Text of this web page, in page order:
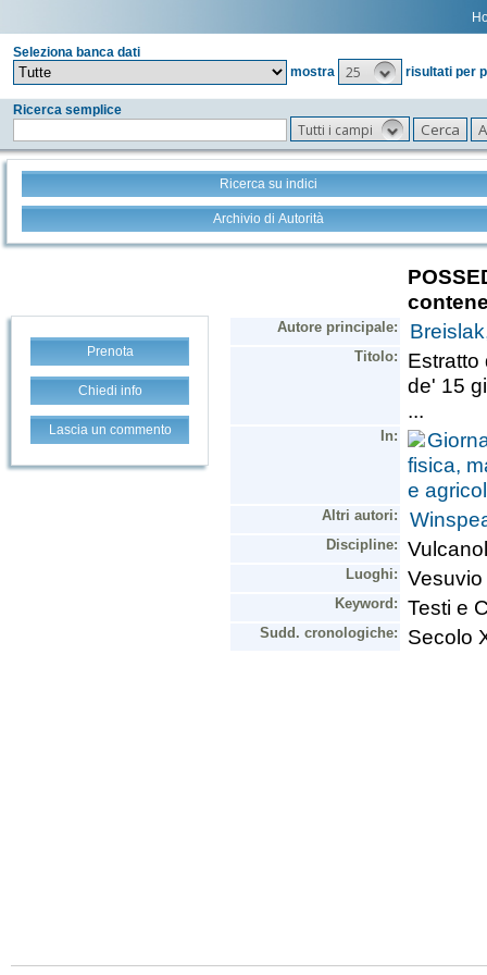
Seleziona banca dati
mostra
25 risultati per
Ricerca semplice
Tutti i campi
Ricerca su indici
Archivio di Autorità
Prenota
Chiedi info
Lascia un commento